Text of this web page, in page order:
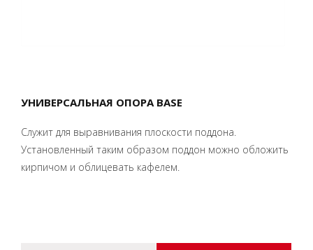
УНИВЕРСАЛЬНАЯ ОПОРА BASE
Служит для выравнивания плоскости поддона.
Установленный таким образом поддон можно обложить
кирпичом и облицевать кафелем.